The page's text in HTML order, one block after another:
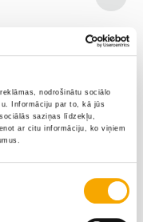
nodrošinātu sociālo
Informāciju par to, kā jūs
saziņas līdzekļu,
ar citu informāciju, ko viņiem
29354304‬